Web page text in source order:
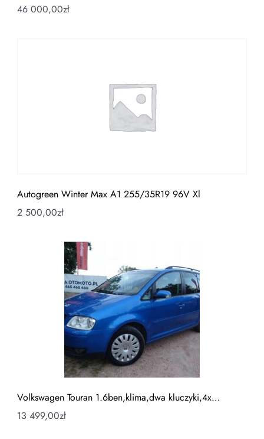
46 000,00zł
Autogreen Winter Max A1 255/35R19 96V Xl
2 500,00zł
Volkswagen Touran 1.6ben,klima,dwa kluczyki,4x…
13 499,00zł